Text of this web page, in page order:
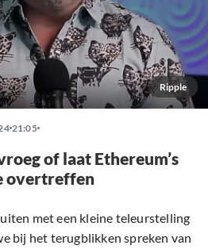
Ripple
21:05
of laat Ethereum’s
overtreffen
met een kleine teleurstelling
bij het terugblikken spreken van